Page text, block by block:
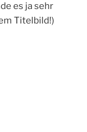
es ja sehr
Titelbild!)